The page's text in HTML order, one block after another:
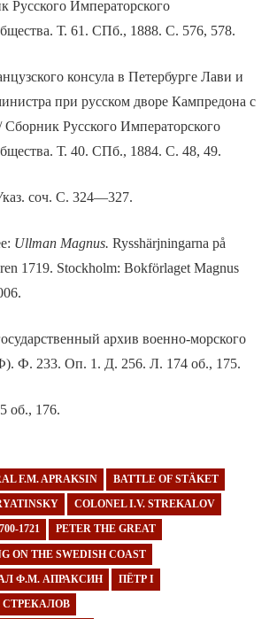
Русского Императорского
Т. 61. СПб., 1888. С. 576, 578.
консула в Петербурге Лави и
при русском дворе Кампредона с
Сборник Русского Императорского
Т. 40. СПб., 1884. С. 48, 49.
соч. С. 324—327.
Ullman Magnus. Rysshärjningarna på
1719. Stockholm: Bokförlaget Magnus
архив военно-морского
Ф. 233. Оп. 1. Д. 256. Л. 174 об., 175.
об., 176.
F.M. APRAKSIN BATTLE OF STÄKET
COLONEL I.V. STREKALOV
1721 PETER THE GREAT
ON THE SWEDISH COAST
Ф.М. АПРАКСИН ПЁТР I